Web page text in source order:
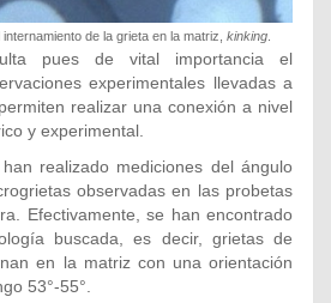
de la grieta en la matriz, kinking
pues de vital importancia el
experimentales llevadas a
realizar una conexión a nivel
y experimental.
realizado mediciones del ángulo
observadas en las probetas
Efectivamente, se han encontrado
buscada, es decir, grietas de
en la matriz con una orientación
53°-55°.